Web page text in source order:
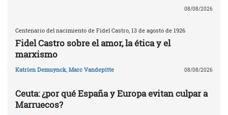
08/08/2026
Centenario del nacimiento de Fidel Castro, 13 de agosto de 1926
Fidel Castro sobre el amor, la ética y el
marxismo
Katrien Demuynck, Marc Vandepitte 08/08/2026
Ceuta: ¿por qué España y Europa evitan culpar a
Marruecos?